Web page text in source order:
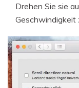
Drehen Sie sie
Geschwindigkeit